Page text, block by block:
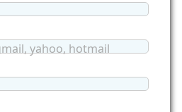
yahoo, hotmail